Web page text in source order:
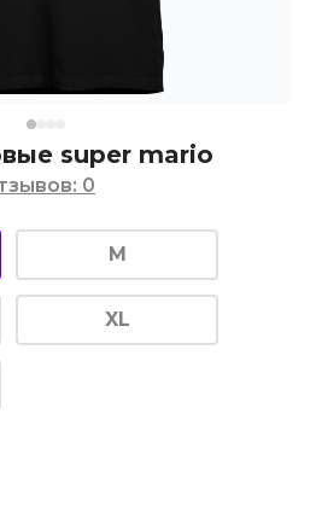
super mario
: 0
M
XL